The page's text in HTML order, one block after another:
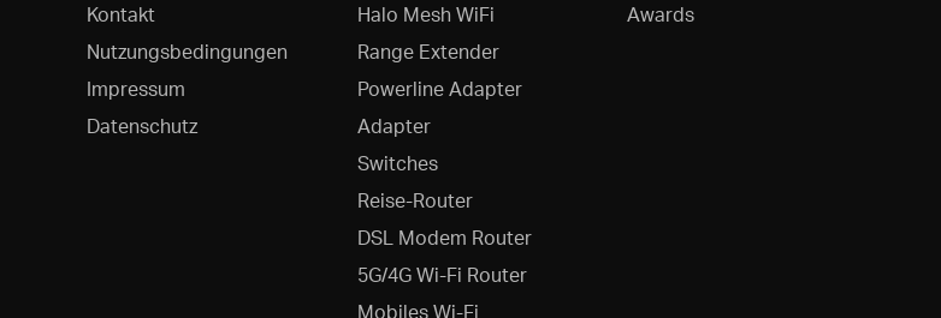
Kontakt
Nutzungsbedingungen
Impressum
Datenschutz
Halo Mesh WiFi
Range Extender
Powerline Adapter
Adapter
Switches
Reise-Router
DSL Modem Router
5G/4G Wi-Fi Router
Mobiles Wi-Fi
Awards